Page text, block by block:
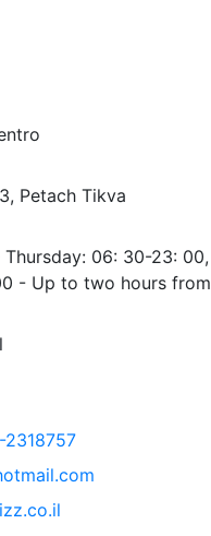
Petach Tikva
Thursday: 06: 30-23: 00,
- Up to two hours from